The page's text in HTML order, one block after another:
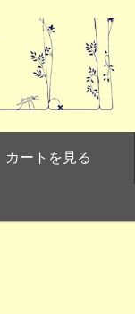
カートを見る